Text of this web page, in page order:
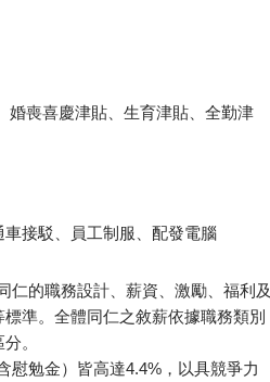
婚喪喜慶津貼、生育津貼、全勤津
接駁、員工制服、配發電腦
仁的職務設計、薪資、激勵、福利及
準。全體同仁之敘薪依據職務類別
。
慰勉金）皆高達4.4%，以具競爭力